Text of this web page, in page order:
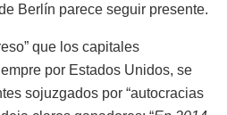
Berlín parece seguir presente.
que los capitales
por Estados Unidos, se
sojuzgados por “autocracias